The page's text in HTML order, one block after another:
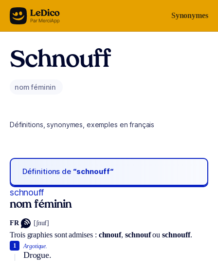
Aller au contenu Synonymes
Schnouff
nom féminin
Définitions, synonymes, exemples en français
Définitions de “schnouff“
schnouff
nom féminin
FR [ʃnuf]
Trois graphies sont admises : chnouf, schnoufouschnouff.
Argotique.
Drogue.
1